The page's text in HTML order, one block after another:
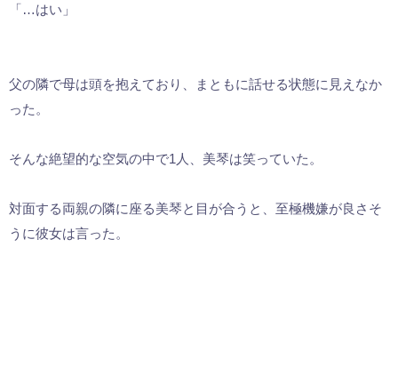
「…はい」
父の隣で母は頭を抱えており、まともに話せる状態に見えなか
った。
そんな絶望的な空気の中で1人、美琴は笑っていた。
対面する両親の隣に座る美琴と目が合うと、至極機嫌が良さそ
うに彼女は言った。